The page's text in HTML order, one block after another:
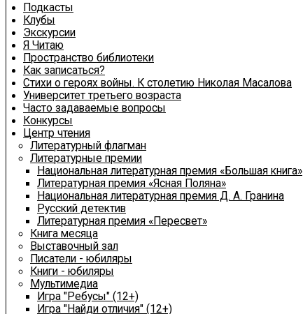
Подкасты
Клубы
Экскурсии
Я Читаю
Пространство библиотеки
Как записаться?
Стихи о героях войны. К столетию Николая Масалова
Университет третьего возраста
Часто задаваемые вопросы
Конкурсы
Центр чтения
Литературный флагман
Литературные премии
Национальная литературная премия «Большая книга»
Литературная премия «Ясная Поляна»
Национальная литературная премия Д. А. Гранина
Русский детектив
Литературная премия «Пересвет»
Книга месяца
Выставочный зал
Писатели - юбиляры
Книги - юбиляры
Мультимедиа
Игра "Ребусы" (12+)
Игра "Найди отличия" (12+)